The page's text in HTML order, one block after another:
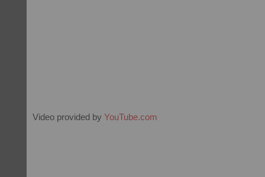
Video provided by YouTube.com